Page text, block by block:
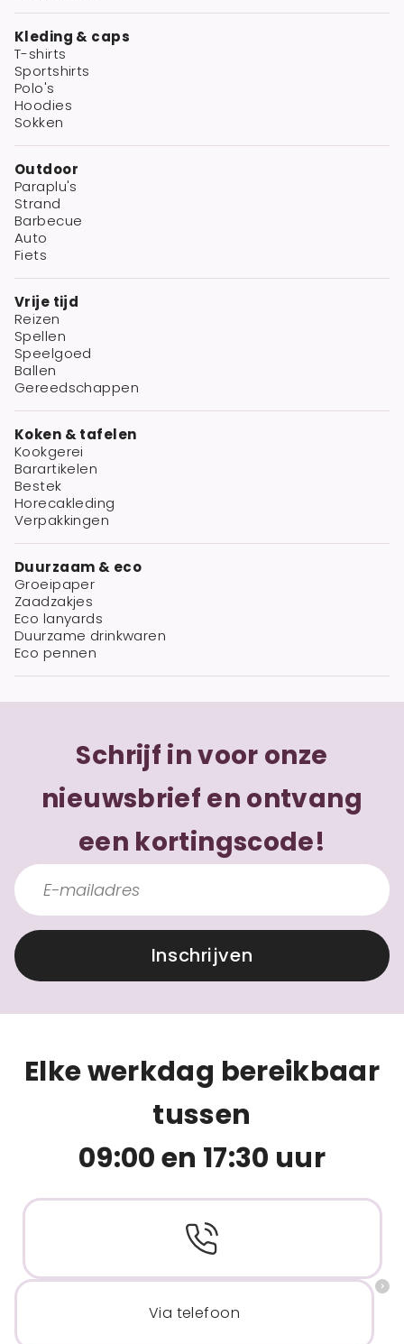
Kleding & caps
T-shirts
Sportshirts
Polo's
Hoodies
Sokken
Outdoor
Paraplu's
Strand
Barbecue
Auto
Fiets
Vrije tijd
Reizen
Spellen
Speelgoed
Ballen
Gereedschappen
Koken & tafelen
Kookgerei
Barartikelen
Bestek
Horecakleding
Verpakkingen
Duurzaam & eco
Groeipaper
Zaadzakjes
Eco lanyards
Duurzame drinkwaren
Eco pennen
Schrijf in voor onze
nieuwsbrief en ontvang
een kortingscode!
Inschrijven
Elke werkdag bereikbaar
tussen
09:00 en 17:30 uur
Via telefoon